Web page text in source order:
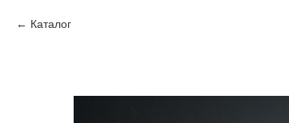
Каталог